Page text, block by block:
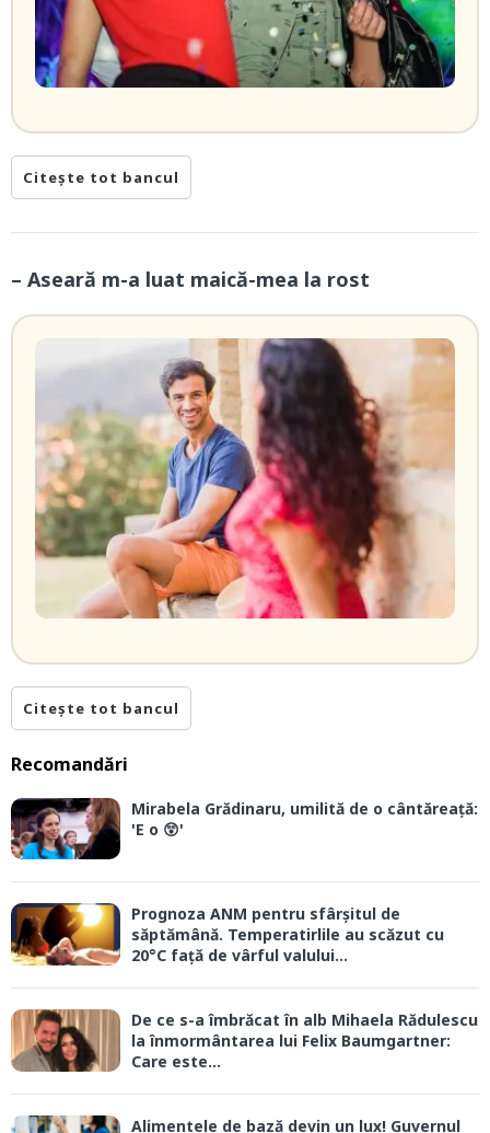
Citește tot bancul
– Aseară m-a luat maică-mea la rost
Citește tot bancul
Recomandări
Mirabela Grădinaru, umilită de o cântăreață:
'E o 😲'
Prognoza ANM pentru sfârșitul de
săptămână. Temperatirlile au scăzut cu
20°C față de vârful valului...
De ce s-a îmbrăcat în alb Mihaela Rădulescu
la înmormântarea lui Felix Baumgartner:
Care este...
Alimentele de bază devin un lux! Guvernul